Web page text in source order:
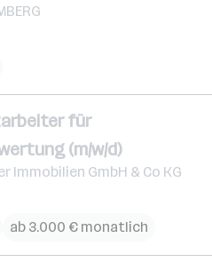
für
(m/w/d)
Immobilien GmbH & Co KG
ab 3.000 € monatlich